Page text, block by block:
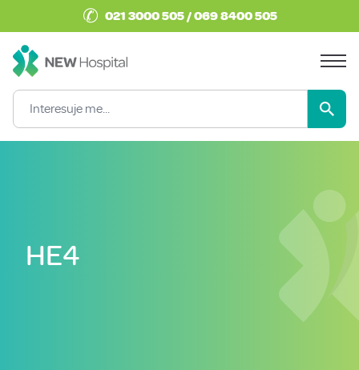
✆ 021 3000 505 / 069 8400 505
HE4